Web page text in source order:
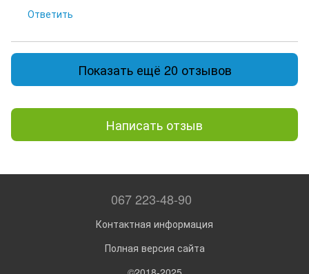
Ответить
Показать ещё 20 отзывов
Написать отзыв
067 223-48-90
Контактная информация
Полная версия сайта